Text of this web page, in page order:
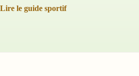
Lire le guide sportif